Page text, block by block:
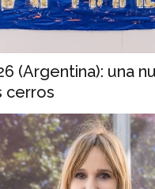
(Argentina): una
cerros